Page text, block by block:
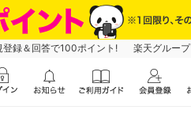
登録＆回答で100ポイント! 楽天グループ